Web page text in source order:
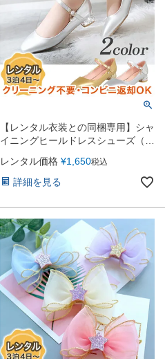
【レンタル衣装との同梱専用】シャ
イニングヒールドレスシューズ（チ
ャーム付）2.5cmヒール
レンタル価格 ¥1,650税込
詳細を見る